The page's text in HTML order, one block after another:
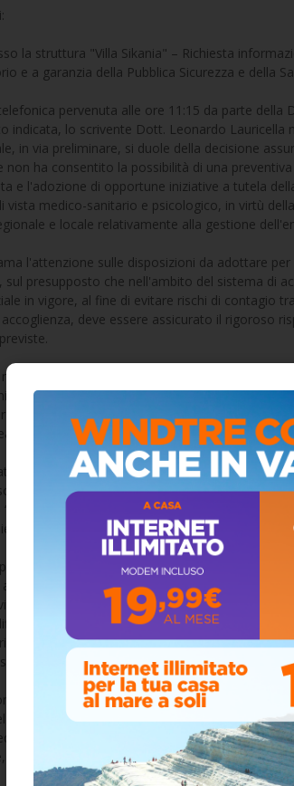
la struttura "Villa Sikania" – Richiesta
e a garanzia della Pubblica Sicurezza e della
pervenuta alle ore 11:15 da parte della
indicata, lo scrivente Dott. Leonardo Lauricella
in via preliminare, si duole della decisione
non ha consentito la possibilità di una
e l'adozione di opportune iniziative a tutela
medico-sanitario e psicologico, in virtù
e locale relativamente alla gestione
l'attenzione sulle disposizioni da adottare per
sul presupposto che nell'ambito del sistema di
in vigore, al fine di evitare rischi di contagio
deve essere assicurato il rigoroso
in questione sono stati sottoposti al
per accertare che non presentino
l’effetto, di conoscere se sussistono casi di
certificazione sanitaria che la esclude.
se per l’attivazione della misure di sorveglianza
state adottate specifiche cautele mediante
Sikania” finalizzati a tutelare oltre agli ospiti
di fornire apposito elenco nominativo.
se prima dello spostamento dei migranti,
Sindaco senza alcuna possibilità di
informativa, in modo ampio e aggiornato, con
del virus, sulle prescrizioni anche
sulla interdizione degli spostamenti ovvero
rispetto.
ad oggi in corso di validità tra la
territorio provinciale al fine di valutare se è
ripartizione dei migranti trasferiti, il cui
in relazione alle esigenze di distanziamento